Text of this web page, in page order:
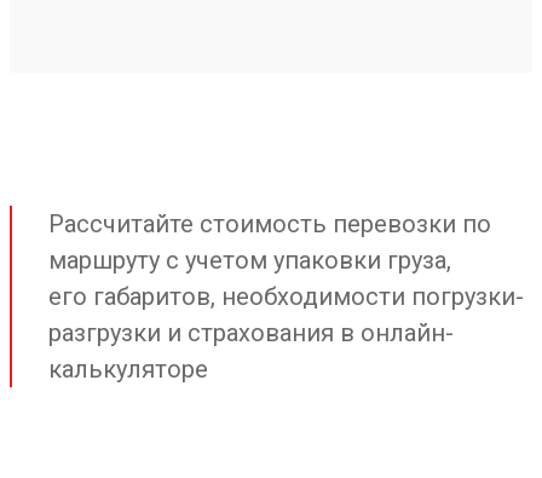
Рассчитайте стоимость перевозки по
маршруту с учетом упаковки груза,
его габаритов, необходимости погрузки-
разгрузки и страхования в онлайн-
калькуляторе